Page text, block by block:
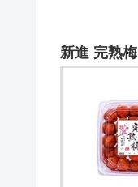
新進 完熟梅